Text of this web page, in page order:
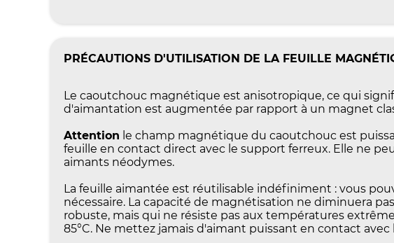
PRÉCAUTIONS D'UTILISATION DE LA FEUILLE
Le caoutchouc magnétique est anisotropique, ce qui
d'aimantation est augmentée par rapport à un magnet
Attention le champ magnétique du caoutchouc est
feuille en contact direct avec le support ferreux. Elle ne
aimants néodymes.
La feuille aimantée est réutilisable indéfiniment : vous
nécessaire. La capacité de magnétisation ne diminuera
robuste, mais qui ne résiste pas aux températures
85°C. Ne mettez jamais d'aimant puissant en contact